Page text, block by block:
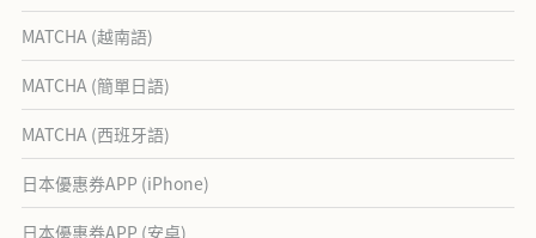
MATCHA (越南語)
MATCHA (簡單日語)
MATCHA (西班牙語)
日本優惠券APP (iPhone)
日本優惠券APP (安卓)